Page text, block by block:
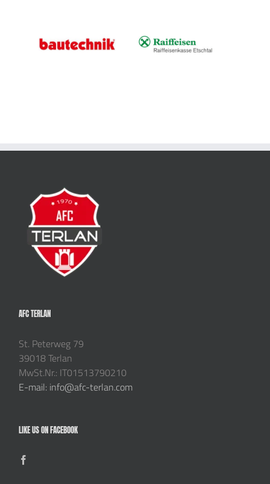
AFC TERLAN
St. Peterweg 79
39018 Terlan
MwSt.Nr.: IT01513790210
E-mail: info@afc-terlan.com
LIKE US ON FACEBOOK